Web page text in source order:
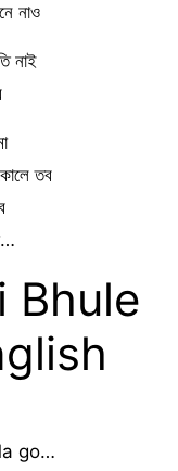
নাও
নাই
তব
Bhule
go…